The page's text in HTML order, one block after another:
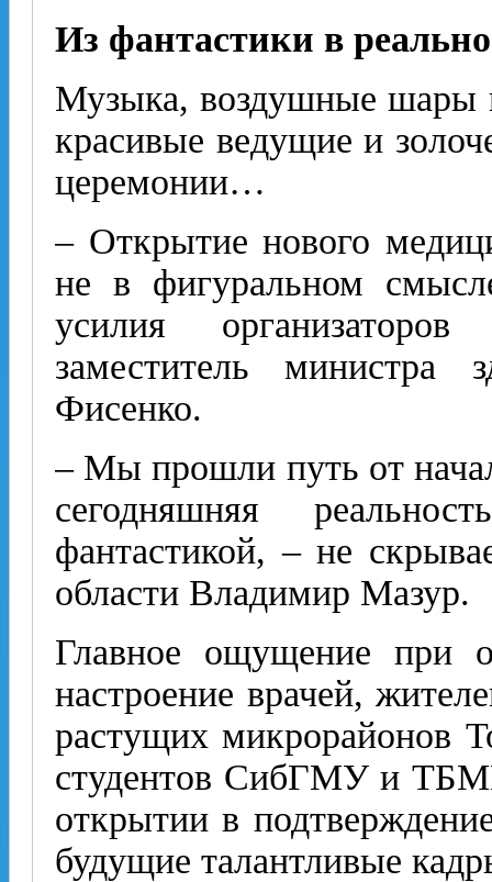
Из фантастики в
Музыка, воздушные шары
красивые ведущие и
церемонии…
– Открытие нового
не в фигуральном
усилия
заместитель министра
Фисенко.
– Мы прошли путь от
сегодняшняя
фантастикой, – не
области Владимир Мазур.
Главное ощущение при
настроение врачей,
растущих микрорайонов
студентов СибГМУ и
открытии в
будущие талантливые